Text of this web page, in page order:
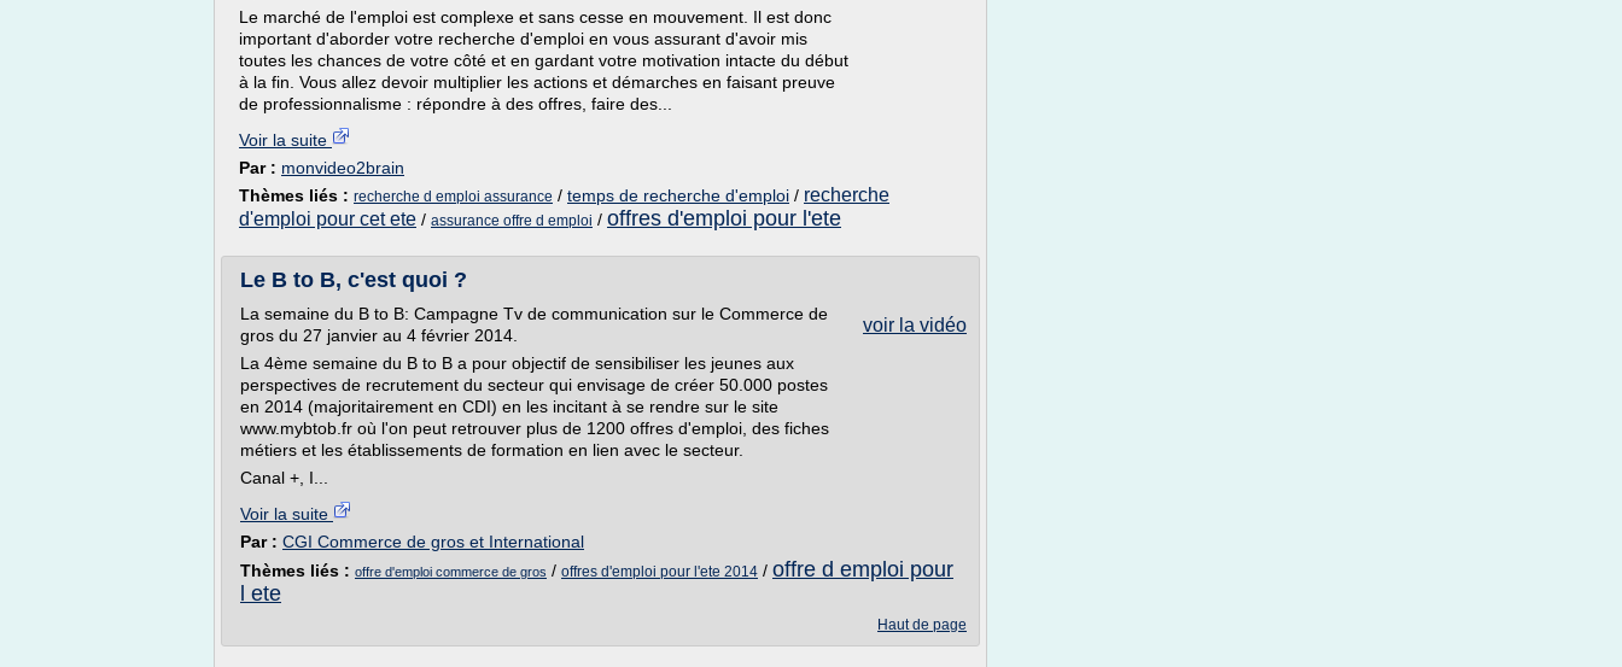
Le marché de l'emploi est complexe et sans cesse en mouvement. Il est donc
important d'aborder votre recherche d'emploi en vous assurant d'avoir mis
toutes les chances de votre côté et en gardant votre motivation intacte du début
à la fin. Vous allez devoir multiplier les actions et démarches en faisant preuve
de professionnalisme : répondre à des offres, faire des...
Voir la suite
Par : monvideo2brain
Thèmes liés : recherche d emploi assurance / temps de recherche d'emploi / recherche
d'emploi pour cet ete / assurance offre d emploi / offres d'emploi pour l'ete
Le B to B, c'est quoi ?
voir la vidéo
La semaine du B to B: Campagne Tv de communication sur le Commerce de
gros du 27 janvier au 4 février 2014.
La 4ème semaine du B to B a pour objectif de sensibiliser les jeunes aux
perspectives de recrutement du secteur qui envisage de créer 50.000 postes
en 2014 (majoritairement en CDI) en les incitant à se rendre sur le site
www.mybtob.fr où l'on peut retrouver plus de 1200 offres d'emploi, des fiches
métiers et les établissements de formation en lien avec le secteur.
Canal +, I...
Voir la suite
Par : CGI Commerce de gros et International
Thèmes liés : offre d'emploi commerce de gros / offres d'emploi pour l'ete 2014 / offre d emploi pour
l ete
Haut de page